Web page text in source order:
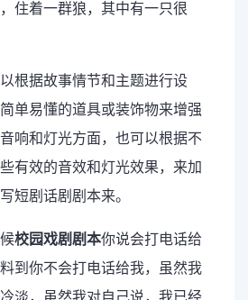
住着一群狼，其中有一只很
根据故事情节和主题进行设
单易懂的道具或装饰物来增强
响和灯光方面，也可以根据不
有效的音效和灯光效果，来加
短剧话剧剧本来。
校园戏剧剧本你说会打电话给
到你不会打电话给我，虽然我
淡，虽然我对自己说，我已经